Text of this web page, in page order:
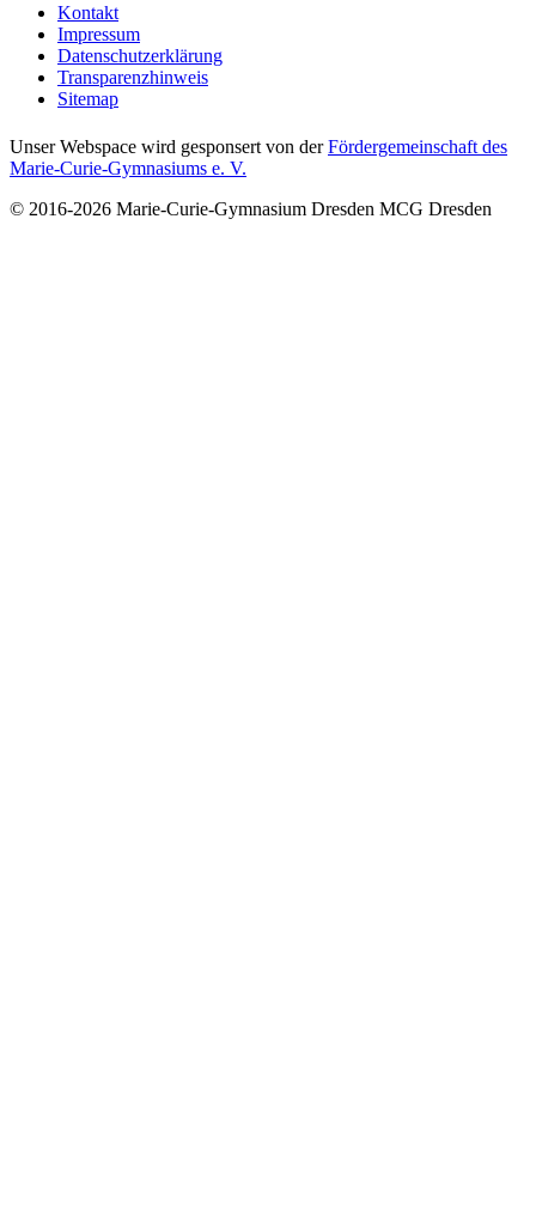
Kontakt
Impressum
Datenschutzerklärung
Transparenzhinweis
Sitemap
Unser Webspace wird gesponsert von derFördergemeinschaft des
Marie-Curie-Gymnasiums e. V.
© 2016-2026 Marie-Curie-Gymnasium Dresden MCG Dresden